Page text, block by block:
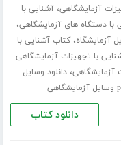
آزمایشگاهی،آشنایی با
با دستگاه های آزمایشگاهی،
،کتاب آشنایی با
با تجهیزات آزمایشگاهی
آزمایشگاهی،دانلود وسایل
دانلود کتاب